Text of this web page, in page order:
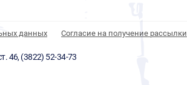
данных Согласие на получение рассылки
46, (3822) 52-34-73